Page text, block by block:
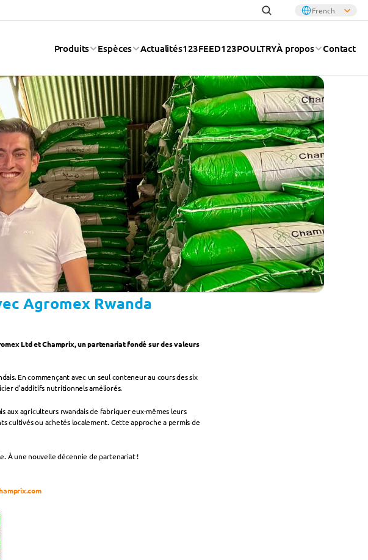
Select Language
French
Produits Espèces Actualités123FEED123POULTRYÀ propos Contact
Agromex Rwanda
Ltd et Champrix, un partenariat fondé sur des valeurs
En commençant avec un seul conteneur au cours des six
d’additifs nutritionnels améliorés.
aux agriculteurs rwandais de fabriquer eux-mêmes leurs
cultivés ou achetés localement. Cette approche a permis de
À une nouvelle décennie de partenariat !